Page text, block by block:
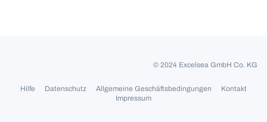
© 2024 Excelsea GmbH Co. KG
Hilfe Datenschutz Allgemeine Geschäftsbedingungen
Kontakt
Impressum